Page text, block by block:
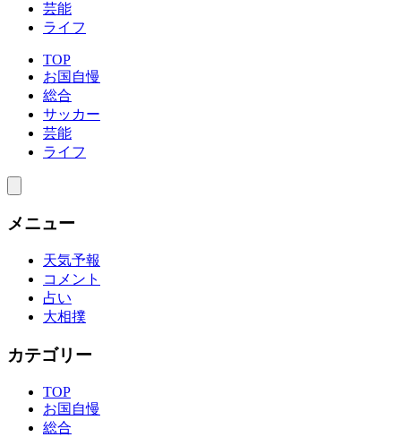
芸能
ライフ
TOP
お国自慢
総合
サッカー
芸能
ライフ
メニュー
天気予報
コメント
占い
大相撲
カテゴリー
TOP
お国自慢
総合